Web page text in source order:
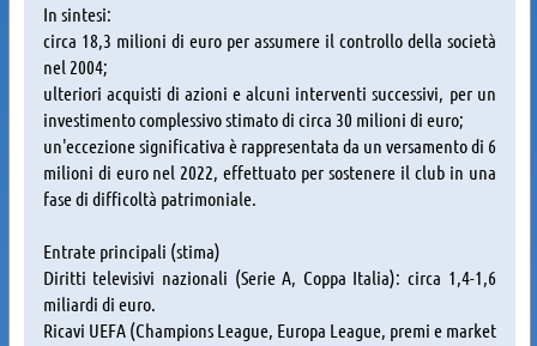
In sintesi:
circa 18,3 milioni di euro per assumere il controllo della società
nel 2004;
ulteriori acquisti di azioni e alcuni interventi successivi, per un
investimento complessivo stimato di circa 30 milioni di euro;
un'eccezione significativa è rappresentata da un versamento di 6
milioni di euro nel 2022, effettuato per sostenere il club in una
fase di difficoltà patrimoniale.
Entrate principali (stima)
Diritti televisivi nazionali (Serie A, Coppa Italia): circa 1,4-1,6
miliardi di euro.
Ricavi UEFA (Champions League, Europa League, premi e market